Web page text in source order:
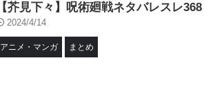
【芥見下々】呪術廻戦ネタバレスレ368
2024/4/14
アニメ・マンガ まとめ